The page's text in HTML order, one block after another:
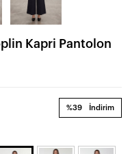
Kapri Pantolon
%39 İndirim